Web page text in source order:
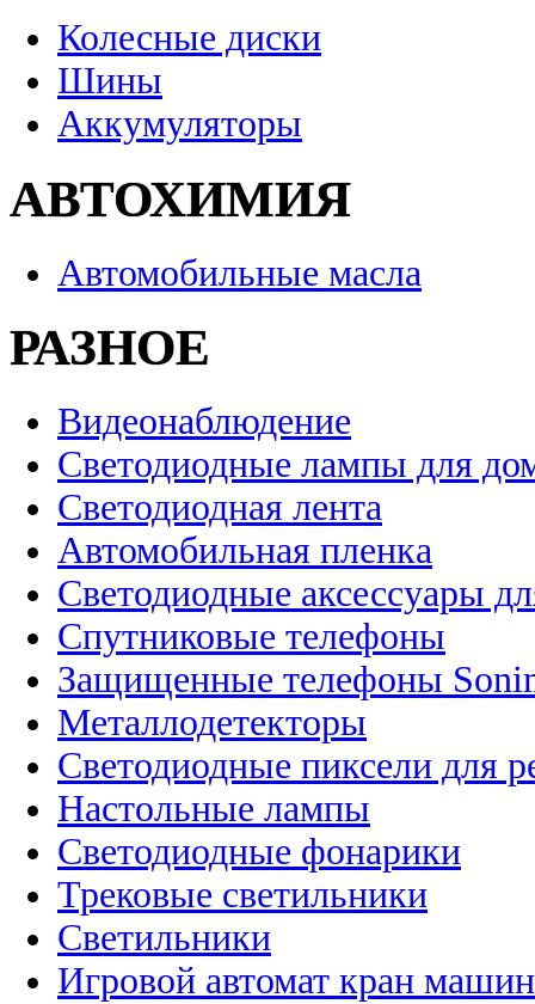
Колесные диски
Шины
Аккумуляторы
АВТОХИМИЯ
Автомобильные масла
РАЗНОЕ
Видеонаблюдение
Светодиодные лампы для
Светодиодная лента
Автомобильная пленка
Светодиодные аксессуары
Спутниковые телефоны
Защищенные телефоны
Металлодетекторы
Светодиодные пиксели для
Настольные лампы
Светодиодные фонарики
Трековые светильники
Светильники
Игровой автомат кран